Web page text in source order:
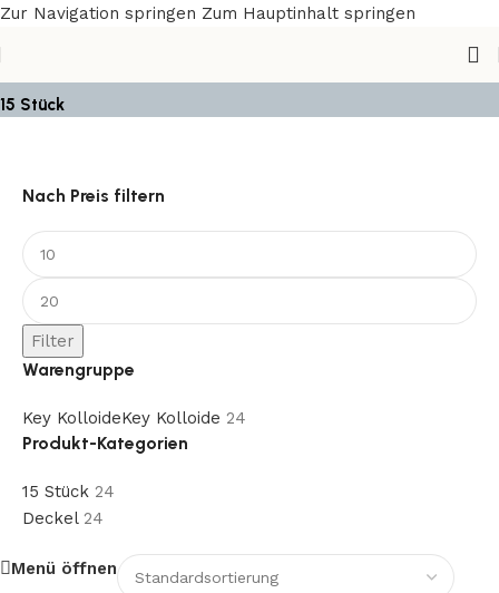
Zur Navigation springen Zum Hauptinhalt springen
15 Stück
Nach Preis filtern
Filter
Warengruppe
Key KolloideKey Kolloide 24
Produkt-Kategorien
15 Stück 24
Deckel 24
Menü öffnen